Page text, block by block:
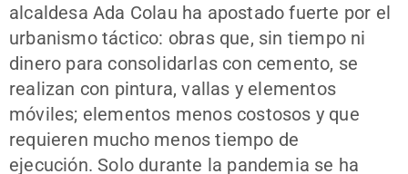
alcaldesa Ada Colau ha apostado fuerte por el
urbanismo táctico: obras que, sin tiempo ni
dinero para consolidarlas con cemento, se
realizan con pintura, vallas y elementos
móviles; elementos menos costosos y que
requieren mucho menos tiempo de
ejecución. Solo durante la pandemia se ha